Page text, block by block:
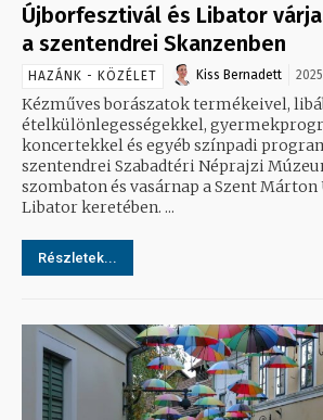
Újborfesztivál és Libator
a szentendrei Skanzenben
HAZÁNK - KÖZÉLET Kiss Bernadett
Kézműves borászatok termékeivel,
ételkülönlegességekkel,
koncertekkel és egyéb színpadi
szentendrei Szabadtéri Néprajzi
szombaton és vasárnap a Szent
Libator keretében. ...
Részletek...